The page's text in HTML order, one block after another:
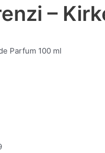
–
Parfum 100 ml